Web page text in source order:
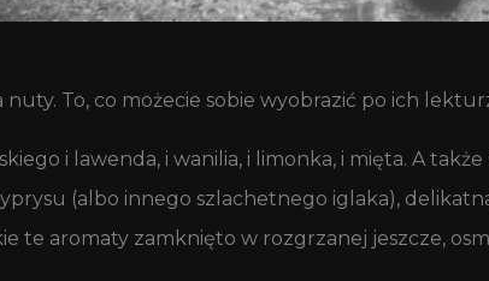
nuty. To, co możecie sobie wyobrazić po ich
i lawenda, i wanilia, i limonka, i mięta. A
(albo innego szlachetnego iglaka),
te aromaty zamknięto w rozgrzanej jeszcze,